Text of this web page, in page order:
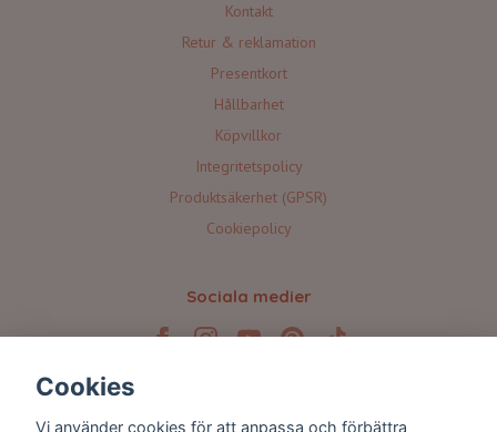
Kontakt
Retur & reklamation
Presentkort
Hållbarhet
Köpvillkor
Integritetspolicy
Produktsäkerhet (GPSR)
Cookiepolicy
Sociala medier
Prenumerera på våra nyhetsbrev 💌
Cookies
Vi använder cookies för att anpassa och förbättra